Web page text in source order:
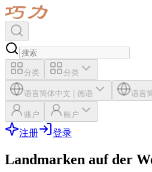
分类 分类
语言简体中文 | 德语 语言
账户 账户
注册 登录
Landmarken auf der